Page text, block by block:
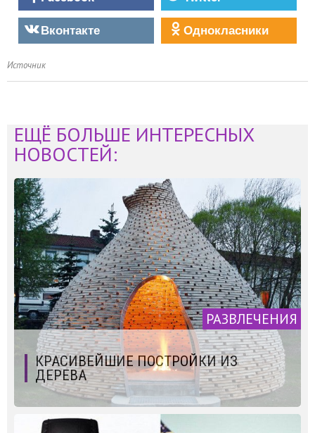
Вконтакте
Однокласники
Источник
ЕЩЁ БОЛЬШЕ ИНТЕРЕСНЫХ
НОВОСТЕЙ:
РАЗВЛЕЧЕНИЯ
КРАСИВЕЙШИЕ ПОСТРОЙКИ ИЗ
ДЕРЕВА